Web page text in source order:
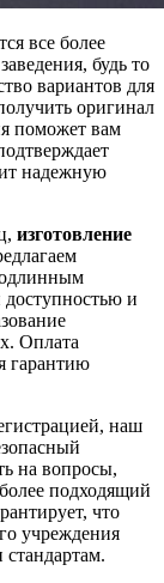
все более
будь то
вариантов для
оригинал
поможет вам
надежную
изготовление
доступностью и
Оплата
гарантию
наш
на вопросы,
подходящий
что
учреждения